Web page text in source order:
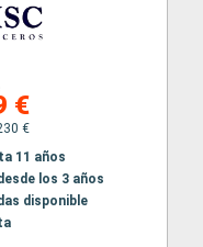
€
€
11 años
los 3 años
disponible